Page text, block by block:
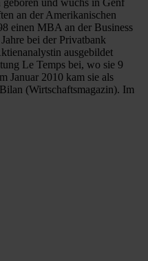
an der Amerikanischen
einen MBA an der Business
bei der Privatbank
ausgebildet
Le Temps bei, wo sie 9
Januar 2010 kam sie als
(Wirtschaftsmagazin). Im